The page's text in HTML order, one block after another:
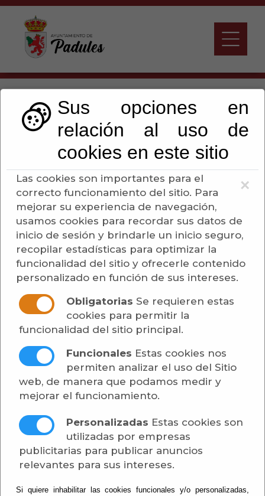
×
Sus opciones en
relación al uso de
cookies en este sitio
Las cookies son importantes para el
correcto funcionamiento del sitio. Para
mejorar su experiencia de navegación,
usamos cookies para recordar sus datos de
inicio de sesión y brindarle un inicio seguro,
recopilar estadísticas para optimizar la
funcionalidad del sitio y ofrecerle contenido
personalizado en función de sus intereses.
Obligatorias Se requieren estas
cookies para permitir la
funcionalidad del sitio principal.
Funcionales Estas cookies nos
permiten analizar el uso del Sitio
web, de manera que podamos medir y
mejorar el funcionamiento.
Personalizadas Estas cookies son
utilizadas por empresas
publicitarias para publicar anuncios
relevantes para sus intereses.
Si quiere inhabilitar las cookies funcionales y/o personalizadas,
ACTA APERTURA
SOBRES
APROVECHAMIENTO
CINEGÉTICO
Escuchar
Ayuntamiento de
Padules
Secretaría
Contratos Administrativos Especiales - Actas -
ACTA APERTURA SOBRES
APROVECHAMIENTO CINEGÉTICO
Publicado: 08/06/2026
[más información]
Adjunto Tamaño
ACTA DE APERTURA
CAZA
MAYOR.report.pdf
176 KB